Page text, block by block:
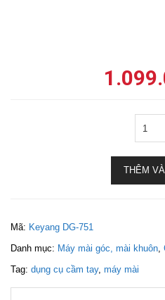
THÊM
Mã: Keyang DG-751
Danh mục: Máy mài góc, mài khuôn,
Tag: dụng cụ cầm tay, máy mài